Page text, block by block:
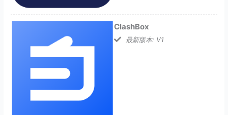
ClashBox
最新版本: V1